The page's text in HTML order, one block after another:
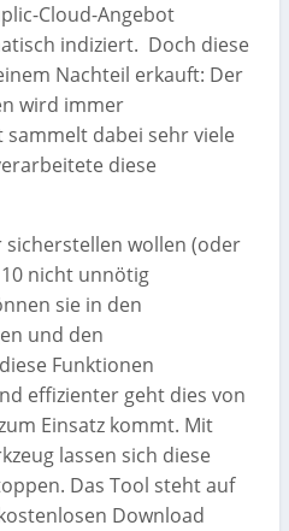
Cloud-Angebot
indiziert. Doch diese
Nachteil erkauft: Der
wird immer
dabei sehr viele
diese
sicherstellen wollen (oder
nicht unnötig
sie in den
und den
Funktionen
effizienter geht dies von
Einsatz kommt. Mit
lassen sich diese
Das Tool steht auf
Download